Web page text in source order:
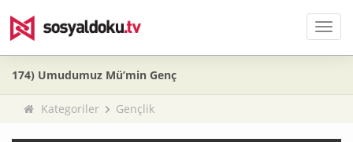
Menü
174) Umudumuz Mü’min Genç
Kategoriler Gençlik